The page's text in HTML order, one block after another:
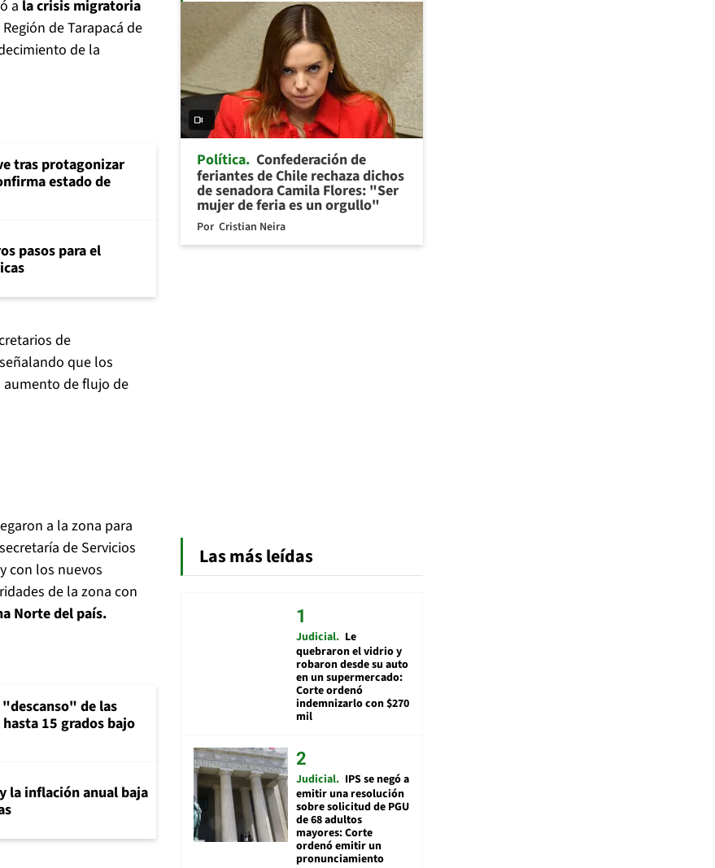
a la crisis migratoria
de Tarapacá de
de la
tras protagonizar
estado de
pasos para el
de
señalando que los
aumento de flujo de
a la zona para
de Servicios
con los nuevos
de la zona con
Norte del país.
de las
15 grados bajo
la inflación anual baja
Política Confederación de
feriantes de Chile rechaza dichos
de senadora Camila Flores: "Ser
mujer de feria es un orgullo"
Por Cristian Neira
Las más leídas
Judicial Le
quebraron el vidrio y
robaron desde su auto
en un supermercado:
Corte ordenó
indemnizarlo con $270
mil
Judicial IPS se negó a
emitir una resolución
sobre solicitud de PGU
de 68 adultos
mayores: Corte
ordenó emitir un
pronunciamiento